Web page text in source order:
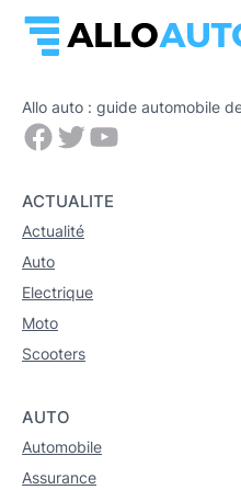
Allo auto : guide automobile
Facebook
Twitter
YouTube
ACTUALITE
Actualité
Auto
Electrique
Moto
Scooters
AUTO
Automobile
Assurance